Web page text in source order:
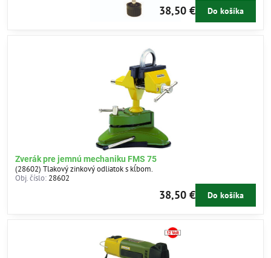
38,50 € Do košíka
Zverák pre jemnú mechaniku FMS 75
(28602) Tlakový zinkový odliatok s kĺbom.
Obj. číslo: 28602
38,50 € Do košíka